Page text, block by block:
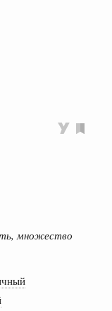
множество